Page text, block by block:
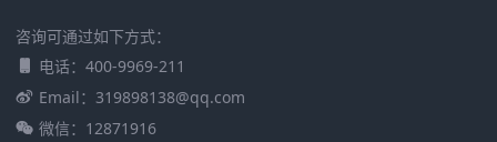
咨询可通过如下方式：
电话：400-9969-211
Email：319898138@qq.com
微信：12871916